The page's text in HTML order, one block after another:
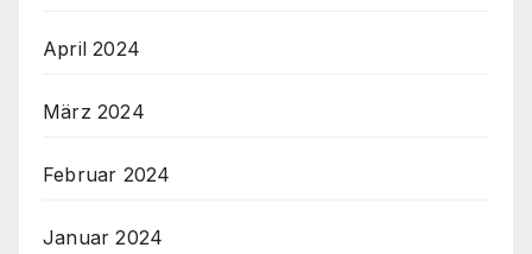
April 2024
März 2024
Februar 2024
Januar 2024